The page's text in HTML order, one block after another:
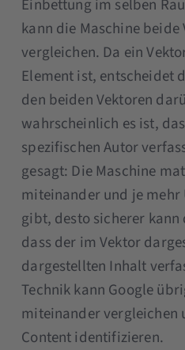
Einbettung im selben
kann die Maschine
vergleichen. Da ein
Element ist, entscheidet
den beiden Vektoren
wahrscheinlich es ist,
spezifischen Autor
gesagt: Die Maschine
miteinander und je
gibt, desto sicherer kann
dass der im Vektor
dargestellten Inhalt
Technik kann Google
miteinander vergleichen
Content identifizieren.